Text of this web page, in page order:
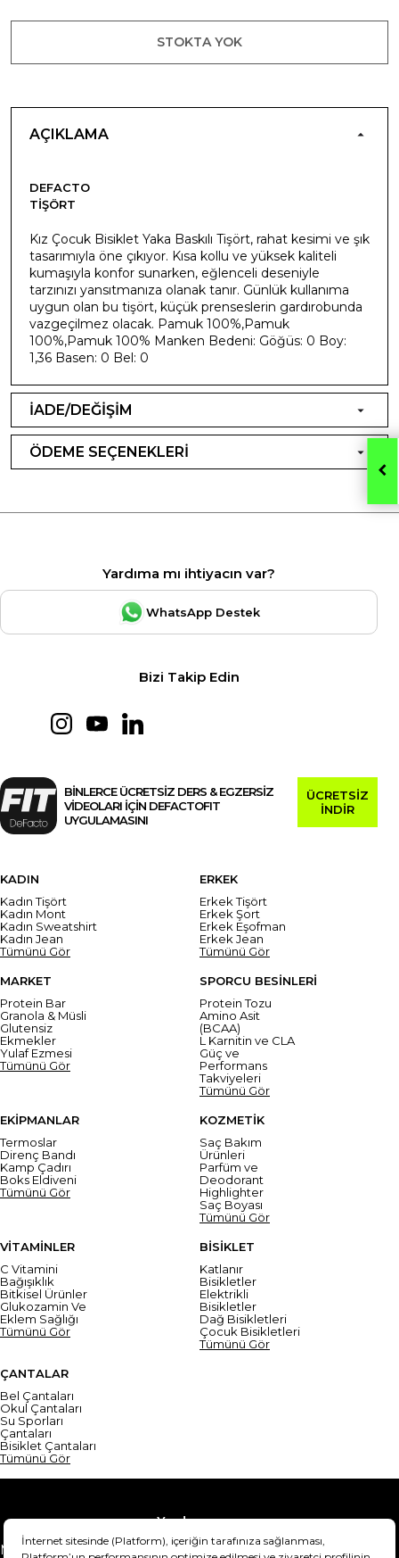
STOKTA YOK
AÇIKLAMA
DEFACTO
TIŞÖRT
Kız Çocuk Bisiklet Yaka Baskılı Tişört, rahat kesimi ve şık
tasarımıyla öne çıkıyor. Kısa kollu ve yüksek kaliteli
kumaşıyla konfor sunarken, eğlenceli deseniyle
tarzınızı yansıtmanıza olanak tanır. Günlük kullanıma
uygun olan bu tişört, küçük prenseslerin gardırobunda
vazgeçilmez olacak. Pamuk 100%,Pamuk
100%,Pamuk 100% Manken Bedeni: Göğüs: 0 Boy:
1,36 Basen: 0 Bel: 0
İADE/DEĞİŞİM
ÖDEME SEÇENEKLERİ
Yardıma mı ihtiyacın var?
WhatsApp Destek
Bizi Takip Edin
BİNLERCE ÜCRETSİZ DERS & EGZERSİZ
VİDEOLARI İÇİN DEFACTOFIT
UYGULAMASINI
ÜCRETSİZ
İNDİR
KADIN
Kadın Tişört
Kadın Mont
Kadın Sweatshirt
Kadın Jean
Tümünü Gör
ERKEK
Erkek Tişört
Erkek Şort
Erkek Eşofman
Erkek Jean
Tümünü Gör
MARKET
Protein Bar
Granola & Müsli
Glutensiz
Ekmekler
Yulaf Ezmesi
Tümünü Gör
SPORCU BESİNLERİ
Protein Tozu
Amino Asit
(BCAA)
L Karnitin ve CLA
Güç ve
Performans
Takviyeleri
Tümünü Gör
EKİPMANLAR
Termoslar
Direnç Bandı
Kamp Çadırı
Boks Eldiveni
Tümünü Gör
KOZMETİK
Saç Bakım
Ürünleri
Parfüm ve
Deodorant
Highlighter
Saç Boyası
Tümünü Gör
VİTAMİNLER
C Vitamini
Bağışıklık
Bitkisel Ürünler
Glukozamin Ve
Eklem Sağlığı
Tümünü Gör
BİSİKLET
Katlanır
Bisikletler
Elektrikli
Bisikletler
Dağ Bisikletleri
Çocuk Bisikletleri
Tümünü Gör
ÇANTALAR
Bel Çantaları
Okul Çantaları
Su Sporları
Çantaları
Bisiklet Çantaları
Tümünü Gör
Yardım
Mesafeli Satış Sözleşmesi
Teslimat Bilgisi